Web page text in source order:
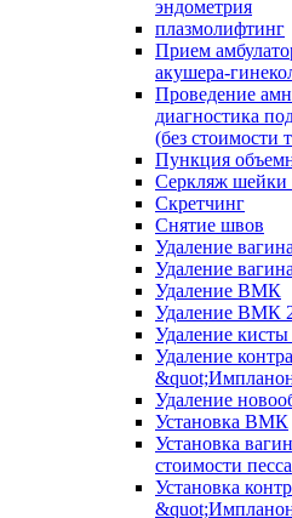
эндометрия
плазмолифтинг
Прием
акушера-
Проведение
диагностика
(без стоимости
Пункция
Серкляж шейки
Скретчинг
Снятие швов
Удаление
Удаление
Удаление ВМК
Удаление ВМК
Удаление
Удаление
Удаление
Установка ВМК
Установка
стоимости
Установка